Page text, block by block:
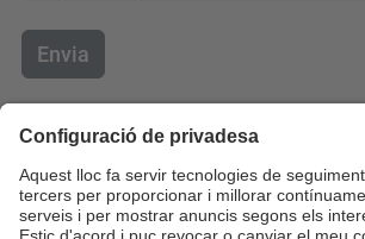
Envia
Contacte